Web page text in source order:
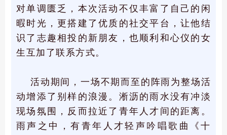
对单调匮乏，本次活动不仅丰富了自己的闲
暇时光，更搭建了优质的社交平台，让他结
识了志趣相投的新朋友，也顺利和心仪的女
生互加了联系方式。
活动期间，一场不期而至的阵雨为整场活
动增添了别样的浪漫。淅沥的雨水没有冲淡
现场氛围，反而拉近了青年人才间的距离。
雨声之中，有青年人才轻声吟唱歌曲《十